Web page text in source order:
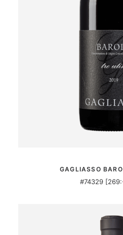
GAGLIASSO
#74329